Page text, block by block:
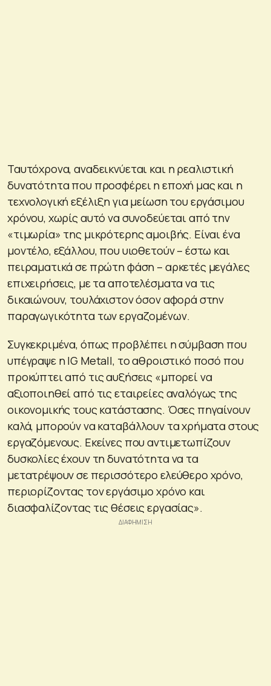
Ταυτόχρονα, αναδεικνύεται και η ρεαλιστική
δυνατότητα που προσφέρει η εποχή μας και η
τεχνολογική εξέλιξη για μείωση του εργάσιμου
χρόνου, χωρίς αυτό να συνοδεύεται από την
«τιμωρία» της μικρότερης αμοιβής. Είναι ένα
μοντέλο, εξάλλου, που υιοθετούν – έστω και
πειραματικά σε πρώτη φάση – αρκετές μεγάλες
επιχειρήσεις, με τα αποτελέσματα να τις
δικαιώνουν, τουλάχιστον όσον αφορά στην
παραγωγικότητα των εργαζομένων.
Συγκεκριμένα, όπως προβλέπει η σύμβαση που
υπέγραψε η IG Metall, το αθροιστικό ποσό που
προκύπτει από τις αυξήσεις «μπορεί να
αξιοποιηθεί από τις εταιρείες αναλόγως της
οικονομικής τους κατάστασης. Όσες πηγαίνουν
καλά, μπορούν να καταβάλλουν τα χρήματα στους
εργαζόμενους. Εκείνες που αντιμετωπίζουν
δυσκολίες έχουν τη δυνατότητα να τα
μετατρέψουν σε περισσότερο ελεύθερο χρόνο,
περιορίζοντας τον εργάσιμο χρόνο και
διασφαλίζοντας τις θέσεις εργασίας».